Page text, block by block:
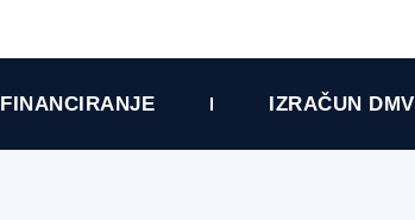
FINANCIRANJE IZRAČUN DMV